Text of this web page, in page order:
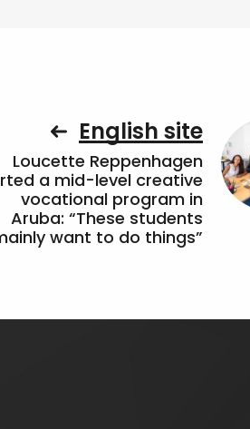
English site
Loucette Reppenhagen
a mid-level creative
vocational program in
Aruba: “These students
want to do things”